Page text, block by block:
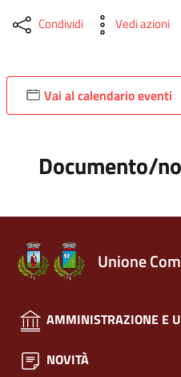
Condividi Vedi azioni
Vai al calendario eventi
Documento/
Unione
AMMINISTRAZIONE E
NOVITÀ